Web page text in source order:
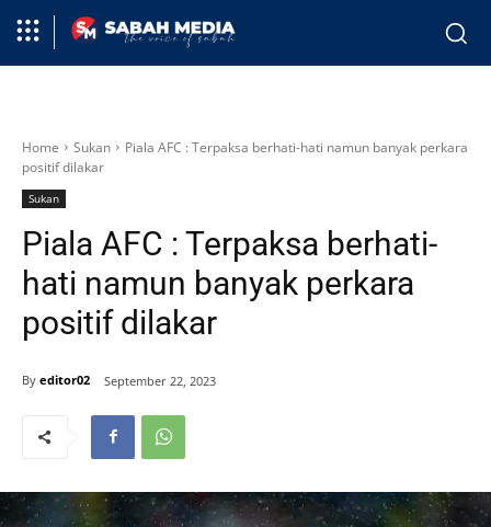
Home Sukan
Piala AFC : Terpaksa berhati-hati namun banyak perkara
positif dilakar
Sukan
Piala AFC : Terpaksa berhati-
hati namun banyak perkara
positif dilakar
By editor02 September 22, 2023